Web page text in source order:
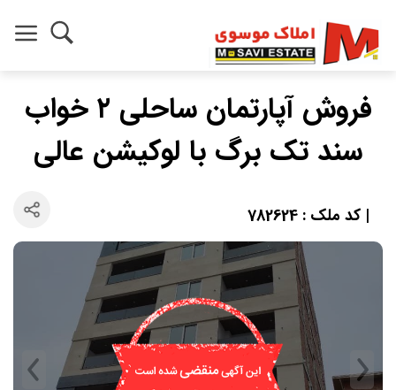
فروش آپارتمان ساحلی ۲ خواب
سند تک برگ با لوکیشن عالی
| کد ملک : 782624